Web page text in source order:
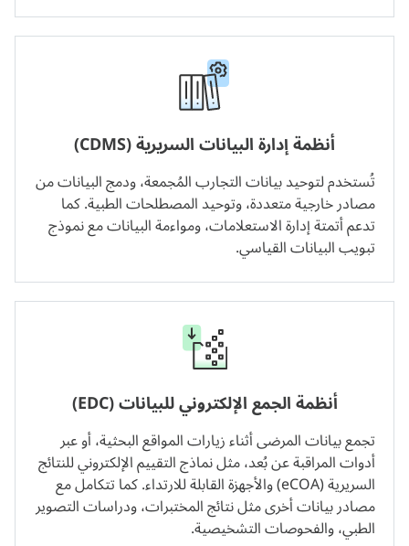
أنظمة إدارة البيانات السريرية (CDMS)
تُستخدم لتوحيد بيانات التجارب المُجمعة، ودمج البيانات من
مصادر خارجية متعددة، وتوحيد المصطلحات الطبية. كما
تدعم أتمتة إدارة الاستعلامات، ومواءمة البيانات مع نموذج
تبويب البيانات القياسي.
أنظمة الجمع الإلكتروني للبيانات (EDC)
تجمع بيانات المرضى أثناء زيارات المواقع البحثية، أو عبر
أدوات المراقبة عن بُعد، مثل نماذج التقييم الإلكتروني للنتائج
السريرية (eCOA) والأجهزة القابلة للارتداء. كما تتكامل مع
مصادر بيانات أخرى مثل نتائج المختبرات، ودراسات التصوير
الطبي، والفحوصات التشخيصية.